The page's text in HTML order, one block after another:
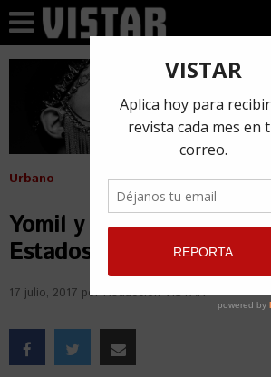
Urbano
Yomil y el Dany ya
Estados Unidos
17 julio, 2017 porRedacción VISTAR